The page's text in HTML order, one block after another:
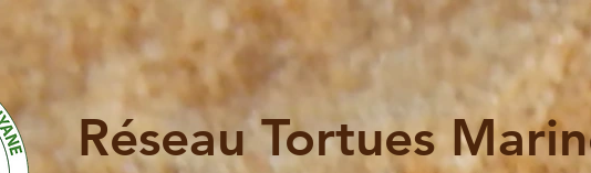
Réseau Tortues